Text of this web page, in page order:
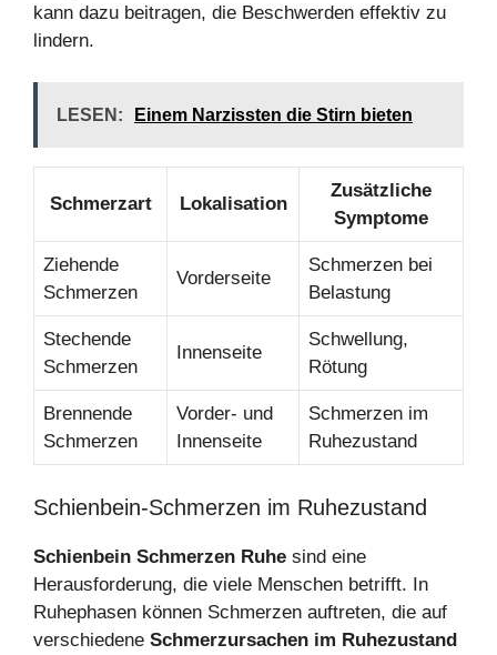
kann dazu beitragen, die Beschwerden effektiv zu
lindern.
LESEN: Einem Narzissten die Stirn bieten
Schmerzart Lokalisation
Zusätzliche
Symptome
Ziehende
Schmerzen
Vorderseite
Schmerzen bei
Belastung
Stechende
Schmerzen
Innenseite
Schwellung,
Rötung
Brennende
Schmerzen
Vorder- und
Innenseite
Schmerzen im
Ruhezustand
Schienbein-Schmerzen im Ruhezustand
Schienbein Schmerzen Ruhe sind eine
Herausforderung, die viele Menschen betrifft. In
Ruhephasen können Schmerzen auftreten, die auf
verschiedene Schmerzursachen im Ruhezustand